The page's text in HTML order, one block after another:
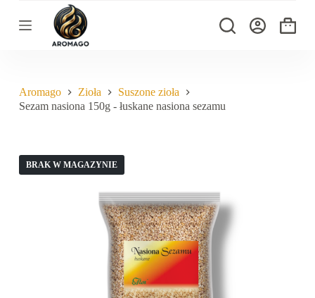
Koszyk
Aromago Zioła
Suszone zioła
Sezam nasiona 150g - łuskane nasiona sezamu
BRAK W MAGAZYNIE